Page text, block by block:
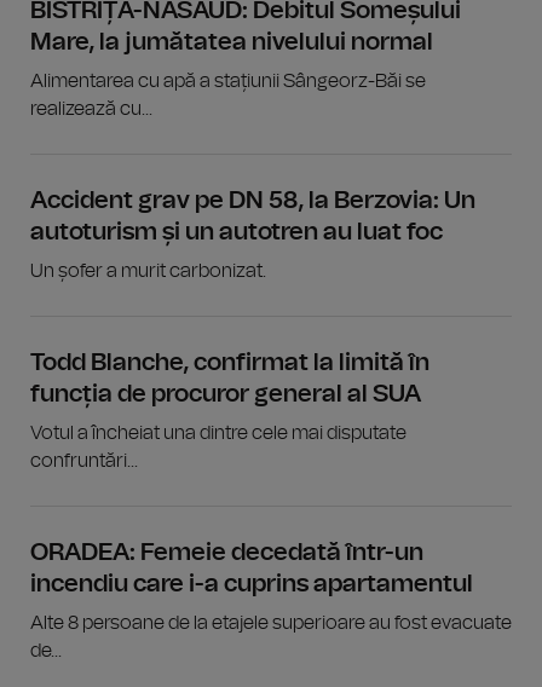
BISTRIȚA-NĂSĂUD: Debitul Someșului
Mare, la jumătatea nivelului normal
Alimentarea cu apă a stațiunii Sângeorz-Băi se
realizează cu...
Accident grav pe DN 58, la Berzovia: Un
autoturism și un autotren au luat foc
Un șofer a murit carbonizat.
Todd Blanche, confirmat la limită în
funcția de procuror general al SUA
Votul a încheiat una dintre cele mai disputate
confruntări...
ORADEA: Femeie decedată într-un
incendiu care i-a cuprins apartamentul
Alte 8 persoane de la etajele superioare au fost evacuate
de...